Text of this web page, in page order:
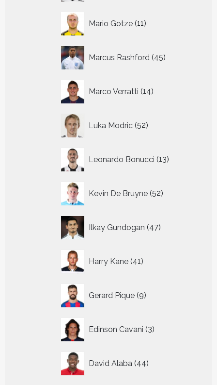
Mario Gotze 11
producten
Marcus Rashford 45
producten
Marco Verratti 14
producten
Luka Modric 52
producten
Leonardo Bonucci 13
producten
Kevin De Bruyne 52
producten
Ilkay Gundogan 47
producten
Harry Kane 41
producten
Gerard Pique 9
producten
Edinson Cavani 3
producten
David Alaba 44
producten